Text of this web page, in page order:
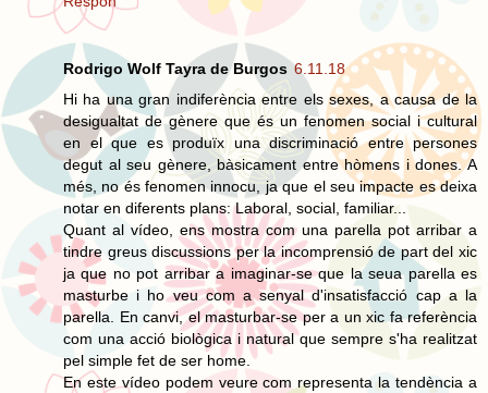
Rodrigo Wolf Tayra de Burgos 6.11.18
Hi ha una gran indiferència entre els sexes, a causa de la
desigualtat de gènere que és un fenomen social i cultural
en el que es produïx una discriminació entre persones
degut al seu gènere, bàsicament entre hòmens i dones. A
més, no és fenomen innocu, ja que el seu impacte es deixa
notar en diferents plans: Laboral, social, familiar...
Quant al vídeo, ens mostra com una parella pot arribar a
tindre greus discussions per la incomprensió de part del xic
ja que no pot arribar a imaginar-se que la seua parella es
masturbe i ho veu com a senyal d'insatisfacció cap a la
parella. En canvi, el masturbar-se per a un xic fa referència
com una acció biològica i natural que sempre s'ha realitzat
pel simple fet de ser home.
En este vídeo podem veure com representa la tendència a